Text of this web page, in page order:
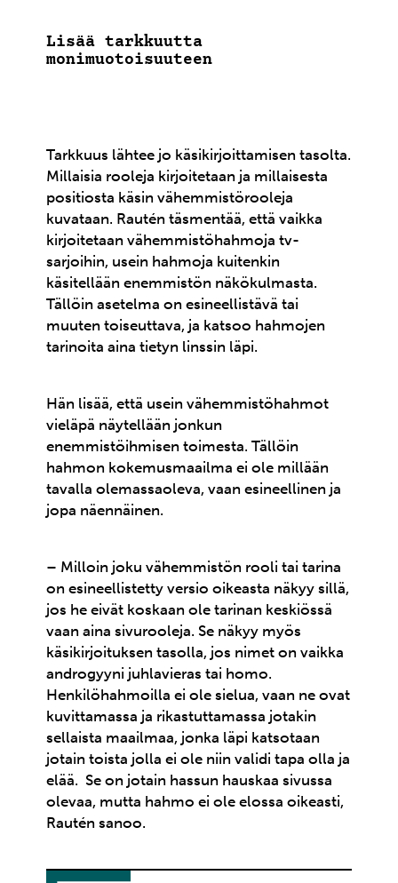
Lisää tarkkuutta
monimuotoisuuteen
Tarkkuus lähtee jo käsikirjoittamisen tasolta.
Millaisia rooleja kirjoitetaan ja millaisesta
positiosta käsin vähemmistörooleja
kuvataan. Rautén täsmentää, että vaikka
kirjoitetaan vähemmistöhahmoja tv-
sarjoihin, usein hahmoja kuitenkin
käsitellään enemmistön näkökulmasta.
Tällöin asetelma on esineellistävä tai
muuten toiseuttava, ja katsoo hahmojen
tarinoita aina tietyn linssin läpi.
Hän lisää, että usein vähemmistöhahmot
vieläpä näytellään jonkun
enemmistöihmisen toimesta. Tällöin
hahmon kokemusmaailma ei ole millään
tavalla olemassaoleva, vaan esineellinen ja
jopa näennäinen.
– Milloin joku vähemmistön rooli tai tarina
on esineellistetty versio oikeasta näkyy sillä,
jos he eivät koskaan ole tarinan keskiössä
vaan aina sivurooleja. Se näkyy myös
käsikirjoituksen tasolla, jos nimet on vaikka
androgyyni juhlavieras tai homo.
Henkilöhahmoilla ei ole sielua, vaan ne ovat
kuvittamassa ja rikastuttamassa jotakin
sellaista maailmaa, jonka läpi katsotaan
jotain toista jolla ei ole niin validi tapa olla ja
elää. Se on jotain hassun hauskaa sivussa
olevaa, mutta hahmo ei ole elossa oikeasti,
Rautén sanoo.